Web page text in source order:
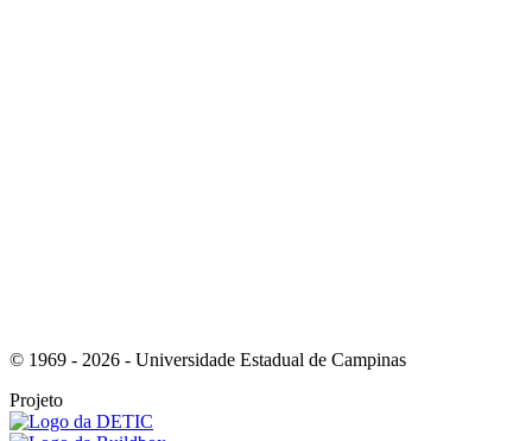
© 1969 - 2026 - Universidade Estadual de Campinas
Projeto